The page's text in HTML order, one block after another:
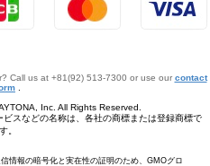
Call us at +81(92) 513-7300 or use our contact
Inc. All Rights Reserved.
スなどの名称は、各社の商標または登録商標で
す。
情報の暗号化と実在性の証明のため、GMOグロ